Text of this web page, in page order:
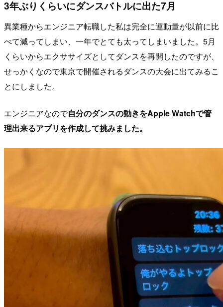
3年ぶりくらいにダンスバトルに出た7月
異業種からエンジニア転職した私は完全に運動量が以前に比
べて減ってしまい、一年でとても太ってしまいました。5月
くらいからエクササイズとしてダンスを再開したのですが、
せっかくなので東京で開催されるダンスの大会に出てみるこ
とにしました。
エンジニアなので自分のダンスの動きをApple Watchで管
理出来るアプリを作成して挑みました。